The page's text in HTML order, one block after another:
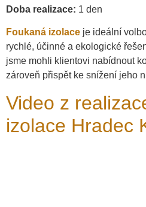
Doba realizace: 1 den
Foukaná izolace je ideální
rychlé, účinné a ekologické
jsme mohli klientovi nabídnout
zároveň přispět ke snížení jeho
Video z
izolace Hradec